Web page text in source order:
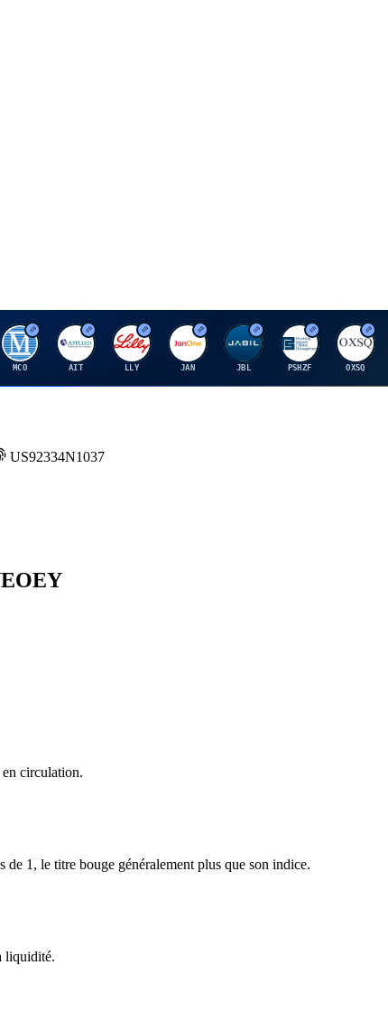
M
MCO
A
AIT
E
LLY
J
JAN
J
JBL
P
PSHZF
O
OXSQ
US92334N1037
en circulation.
1, le titre bouge généralement plus que son indice.
liquidité.